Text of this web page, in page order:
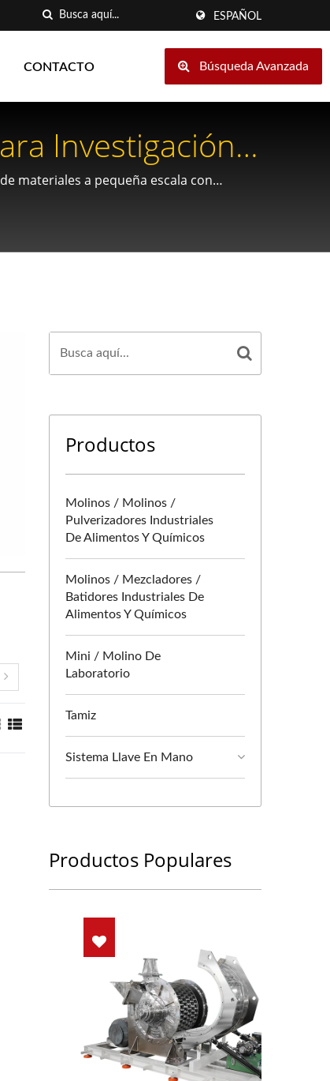
ESPAÑOL
CONTACTO Búsqueda Avanzada
Investigación Y
materiales a pequeña escala con
Productos
Molinos / Molinos /
Pulverizadores Industriales
De Alimentos Y Químicos
Molinos / Mezcladores /
Batidores Industriales De
Alimentos Y Químicos
Mini / Molino De
Laboratorio
Tamiz
Sistema Llave En Mano
Productos Populares